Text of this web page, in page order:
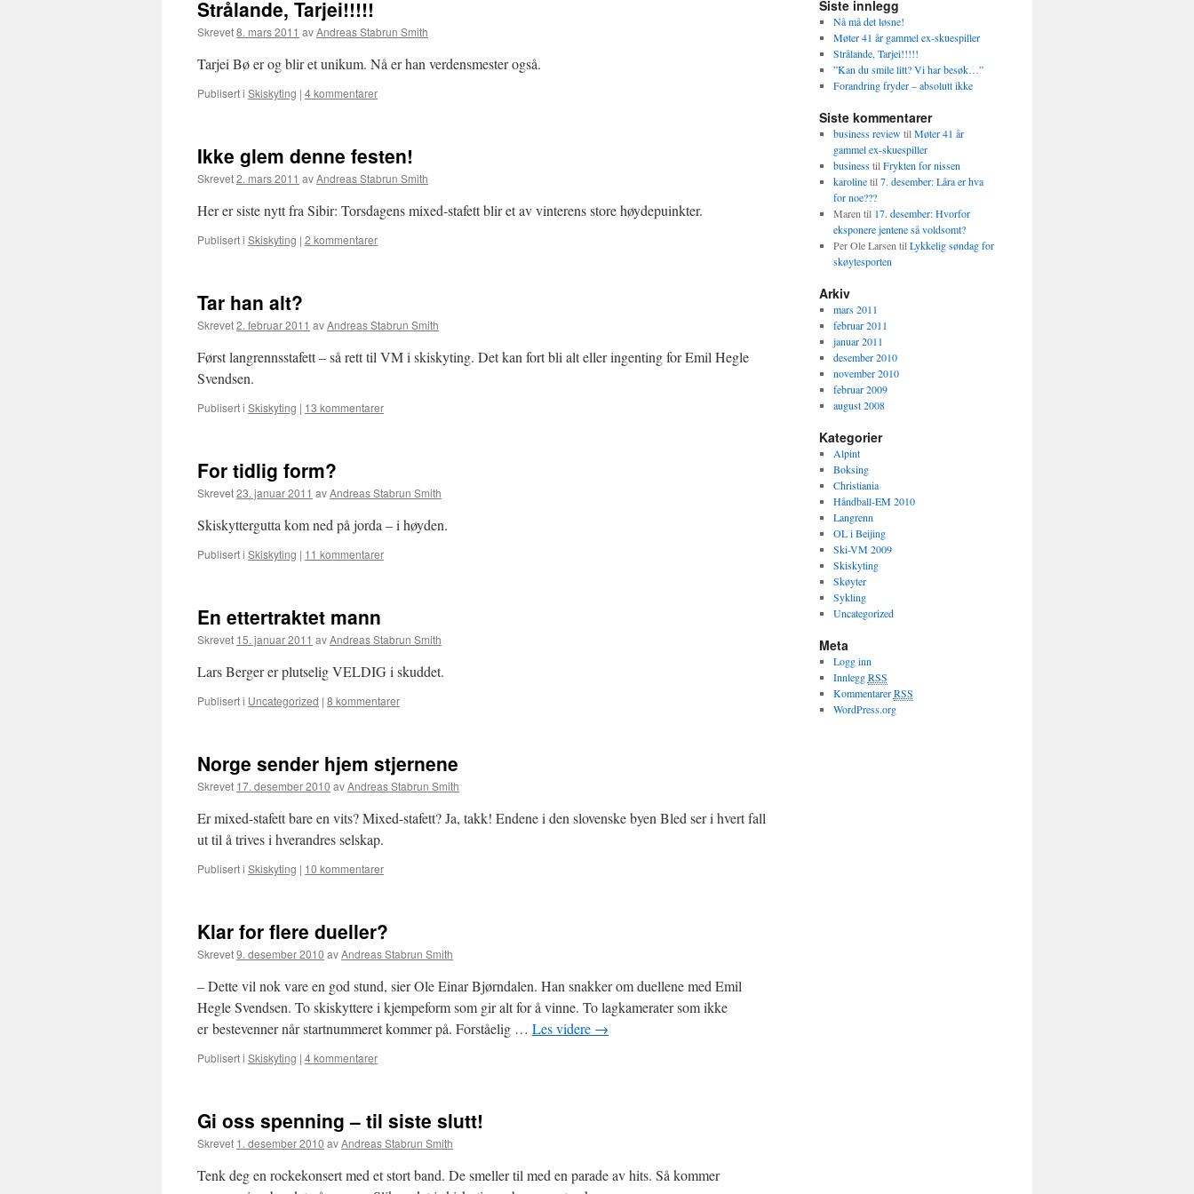
Strålande, Tarjei!!!!!
Skrevet8. mars 2011 avAndreas Stabrun Smith
Tarjei Bø er og blir et unikum. Nå er han verdensmester også.
Publisert i Skiskyting | 4 kommentarer
Ikke glem denne festen!
Skrevet2. mars 2011 avAndreas Stabrun Smith
Her er siste nytt fra Sibir: Torsdagens mixed-stafett blir et av vinterens store høydepuinkter.
Publisert i Skiskyting | 2 kommentarer
Tar han alt?
Skrevet2. februar 2011 avAndreas Stabrun Smith
Først langrennsstafett – så rett til VM i skiskyting. Det kan fort bli alt eller ingenting for Emil Hegle
Svendsen.
Publisert i Skiskyting | 13 kommentarer
For tidlig form?
Skrevet23. januar 2011 avAndreas Stabrun Smith
Skiskyttergutta kom ned på jorda – i høyden.
Publisert i Skiskyting | 11 kommentarer
En ettertraktet mann
Skrevet 15. januar 2011 avAndreas Stabrun Smith
Lars Berger er plutselig VELDIG i skuddet.
Publisert i Uncategorized | 8 kommentarer
Norge sender hjem stjernene
Skrevet 17. desember 2010 avAndreas Stabrun Smith
Er mixed-stafett bare en vits? Mixed-stafett? Ja, takk! Endene i den slovenske byen Bled ser i hvert fall
ut til å trives i hverandres selskap.
Publisert i Skiskyting | 10 kommentarer
Klar for flere dueller?
Skrevet9. desember 2010 avAndreas Stabrun Smith
– Dette vil nok vare en god stund, sier Ole Einar Bjørndalen. Han snakker om duellene med Emil
Hegle Svendsen. To skiskyttere i kjempeform som gir alt for å vinne. To lagkamerater som ikke
er bestevenner når startnummeret kommer på. Forståelig … Les videre →
Publisert i Skiskyting | 4 kommentarer
Gi oss spenning – til siste slutt!
Skrevet 1. desember 2010 avAndreas Stabrun Smith
Tenk deg en rockekonsert med et stort band. De smeller til med en parade av hits. Så kommer
Siste innlegg
Nå må det løsne!
Møter 41 år gammel ex-skuespiller
Strålande, Tarjei!!!!!
”Kan du smile litt? Vi har besøk…”
Forandring fryder – absolutt ikke
Siste kommentarer
business reviewtilMøter 41 år
gammel ex-skuespiller
businesstilFrykten for nissen
karolinetil7. desember: Låra er hva
for noe???
Maren til 17. desember: Hvorfor
eksponere jentene så voldsomt?
Per Ole Larsen tilLykkelig søndag for
skøytesporten
Arkiv
mars 2011
februar 2011
januar 2011
desember 2010
november 2010
februar 2009
august 2008
Kategorier
Alpint
Boksing
Christiania
Håndball-EM 2010
Langrenn
OL i Beijing
Ski-VM 2009
Skiskyting
Skøyter
Sykling
Uncategorized
Meta
Logg inn
InnleggRSS
KommentarerRSS
WordPress.org